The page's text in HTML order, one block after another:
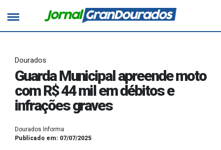
Dourados
Guarda Municipal apreende moto
com R$ 44 mil em débitos e
infrações graves
Dourados Informa
Publicado em: 07/07/2025